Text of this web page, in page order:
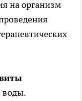
на организм
воды.